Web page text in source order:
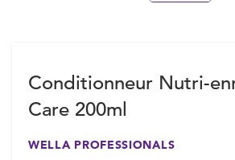
Conditionneur Nutri-
Care 200ml
WELLA PROFESSIONALS